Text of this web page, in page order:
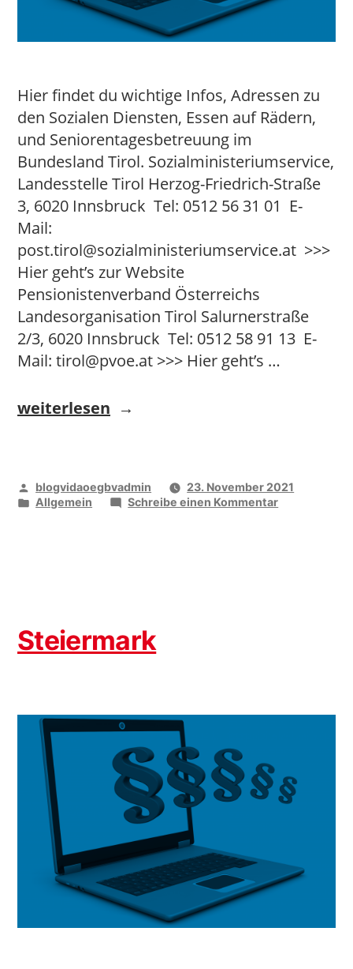
Hier findet du wichtige Infos, Adressen zu
den Sozialen Diensten, Essen auf Rädern,
und Seniorentagesbetreuung im
Bundesland Tirol. Sozialministeriumservice,
Landesstelle Tirol Herzog-Friedrich-Straße
3, 6020 Innsbruck Tel: 0512 56 31 01 E-
Mail:
post.tirol@sozialministeriumservice.at >>>
Hier geht’s zur Website
Pensionistenverband Österreichs
Landesorganisation Tirol Salurnerstraße
2/3, 6020 Innsbruck Tel: 0512 58 91 13 E-
Mail: tirol@pvoe.at >>> Hier geht’s …
„Tirol“
weiterlesen
Veröffentlicht
von
blogvidaoegbvadmin
23. November 2021
Veröffentlicht
Allgemein Schreibe einen Kommentarzu
Steiermark